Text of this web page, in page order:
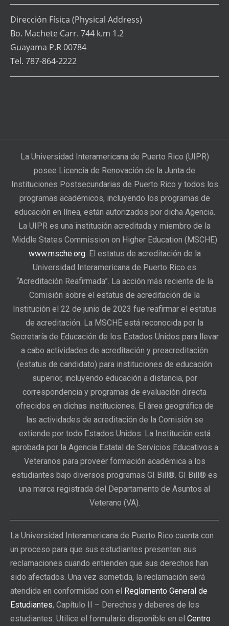
Dirección Física (Physical Address)
Bo. Machete Carr. 744 k.m 1.2
Guayama P.R 00784
Tel. 787-864-2222
La Universidad Interamericana de Puerto Rico (UIPR)
posee Licencia de Renovación de la Junta de
Instituciones Postsecundarias de Puerto Rico y todos los
programas académicos, incluyendo los programas de
educación en línea, están autorizados por dicha Agencia.
La UIPR es una institución acreditada y miembro de la
Middle States Commission on Higher Education (MSCHE)
www.msche.org. El estatus de acreditación de la
Universidad Interamericana de Puerto Rico es
“Acreditación Reafirmada”. La acción más reciente de la
Comisión sobre el estatus de acreditación de la
Institución el 22 de junio de 2023 fue reafirmar el estatus
de acreditación. La MSCHE está reconocida por la
Secretaría de Educación de los Estados Unidos para llevar
a cabo actividades de acreditación y preacreditación
(estatus de candidato) para instituciones de educación
superior, incluyendo educación a distancia, por
correspondencia y programas de evaluación directa
ofrecidos en dichas instituciones. El área geográfica de
las actividades de acreditación de la Comisión se
extiende por todo Estados Unidos. La Institución está
aprobada por la Agencia Estatal de Servicios Educativos a
Veteranos para proveer formación académica a los
estudiantes bajo diversos programas GI Bill®. GI Bill® es
una marca registrada del Departamento de Asuntos al
Veterano (VA).
La Universidad Interamericana de Puerto Rico cuenta con
un proceso para que sus estudiantes presenten sus
reclamaciones cuando entienden que sus derechos han
sido afectados. Una vez sometida, la reclamación será
atendida en conformidad con el Reglamento General de
Estudiantes, Capítulo II – Derechos y deberes de los
estudiantes. Utilice el formulario disponible en el Centro